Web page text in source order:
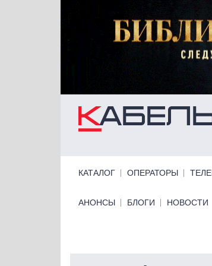
КАТАЛОГ ОПЕРАТОРЫ
Primary links bottom
АНОНСЫ БЛОГИ НОВОСТИ